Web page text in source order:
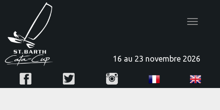
Toggle
16 au 23 novembre 2026